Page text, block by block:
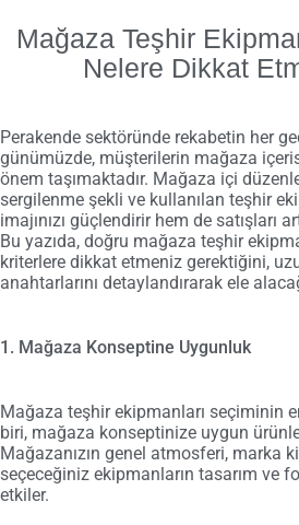
Mağaza Teşhir
Nelere Dikkat
Perakende sektöründe rekabetin her
günümüzde, müşterilerin mağaza
önem taşımaktadır. Mağaza içi
sergilenme şekli ve kullanılan teşhir
imajınızı güçlendirir hem de satışları
Bu yazıda, doğru mağaza teşhir
kriterlere dikkat etmeniz gerektiğini,
anahtarlarını detaylandırarak ele
1. Mağaza Konseptine Uygunluk
Mağaza teşhir ekipmanları seçiminin
biri, mağaza konseptinize uygun
Mağazanızın genel atmosferi, marka
seçeceğiniz ekipmanların tasarım ve
etkiler.